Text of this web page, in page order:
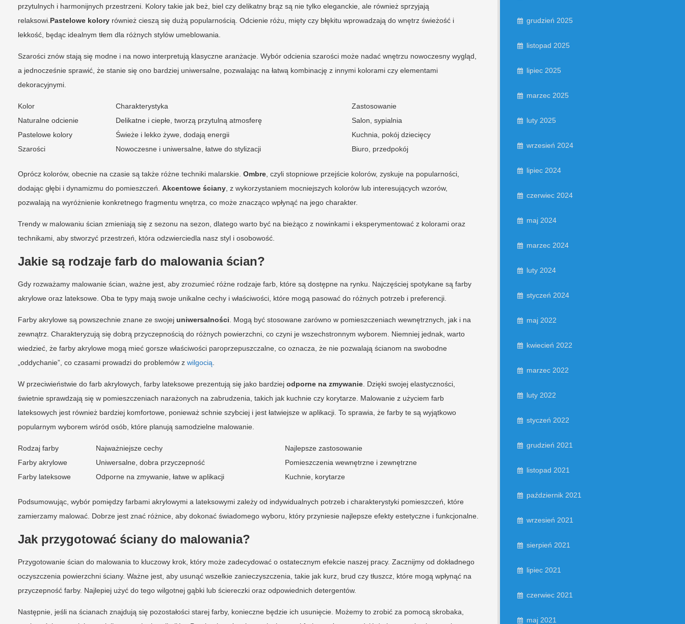
przytulnych i harmonijnych przestrzeni. Kolory takie jak beż, biel czy delikatny brąz są nie tylko eleganckie, ale również sprzyjają
relaksowi.Pastelowe kolory również cieszą się dużą popularnością. Odcienie różu, mięty czy błękitu wprowadzają do wnętrz świeżość i
lekkość, będąc idealnym tłem dla różnych stylów umeblowania.
Szarości znów stają się modne i na nowo interpretują klasyczne aranżacje. Wybór odcienia szarości może nadać wnętrzu nowoczesny wygląd,
a jednocześnie sprawić, że stanie się ono bardziej uniwersalne, pozwalając na łatwą kombinację z innymi kolorami czy elementami
dekoracyjnymi.
Kolor Charakterystyka
Zastosowanie
Naturalne odcienie
Delikatne i ciepłe, tworzą przytulną atmosferę
Salon, sypialnia
Pastelowe kolory
Świeże i lekko żywe, dodają energii
Kuchnia, pokój dziecięcy
Szarości
Nowoczesne i uniwersalne, łatwe do stylizacji Biuro, przedpokój
Oprócz kolorów, obecnie na czasie są także różne techniki malarskie. Ombre, czyli stopniowe przejście kolorów, zyskuje na popularności,
dodając głębi i dynamizmu do pomieszczeń. Akcentowe ściany, z wykorzystaniem mocniejszych kolorów lub interesujących wzorów,
pozwalają na wyróżnienie konkretnego fragmentu wnętrza, co może znacząco wpłynąć na jego charakter.
Trendy w malowaniu ścian zmieniają się z sezonu na sezon, dlatego warto być na bieżąco z nowinkami i eksperymentować z kolorami oraz
technikami, aby stworzyć przestrzeń, która odzwierciedla nasz styl i osobowość.
Jakie są rodzaje farb do malowania ścian?
Gdy rozważamy malowanie ścian, ważne jest, aby zrozumieć różne rodzaje farb, które są dostępne na rynku. Najczęściej spotykane są farby
akrylowe oraz lateksowe. Oba te typy mają swoje unikalne cechy i właściwości, które mogą pasować do różnych potrzeb i preferencji.
Farby akrylowe są powszechnie znane ze swojej uniwersalności. Mogą być stosowane zarówno w pomieszczeniach wewnętrznych, jak i na
zewnątrz. Charakteryzują się dobrą przyczepnością do różnych powierzchni, co czyni je wszechstronnym wyborem. Niemniej jednak, warto
wiedzieć, że farby akrylowe mogą mieć gorsze właściwości paroprzepuszczalne, co oznacza, że nie pozwalają ścianom na swobodne
„oddychanie”, co czasami prowadzi do problemów z wilgocią.
W przeciwieństwie do farb akrylowych, farby lateksowe prezentują się jako bardziej odporne na zmywanie. Dzięki swojej elastyczności,
świetnie sprawdzają się w pomieszczeniach narażonych na zabrudzenia, takich jak kuchnie czy korytarze. Malowanie z użyciem farb
lateksowych jest również bardziej komfortowe, ponieważ schnie szybciej i jest łatwiejsze w aplikacji. To sprawia, że farby te są wyjątkowo
popularnym wyborem wśród osób, które planują samodzielne malowanie.
Rodzaj farby Najważniejsze cechy
Najlepsze zastosowanie
Farby akrylowe
Uniwersalne, dobra przyczepność
Pomieszczenia wewnętrzne i zewnętrzne
Farby lateksowe
Odporne na zmywanie, łatwe w aplikacji Kuchnie, korytarze
Podsumowując, wybór pomiędzy farbami akrylowymi a lateksowymi zależy od indywidualnych potrzeb i charakterystyki pomieszczeń, które
zamierzamy malować. Dobrze jest znać różnice, aby dokonać świadomego wyboru, który przyniesie najlepsze efekty estetyczne i funkcjonalne.
Jak przygotować ściany do malowania?
Przygotowanie ścian do malowania to kluczowy krok, który może zadecydować o ostatecznym efekcie naszej pracy. Zacznijmy od dokładnego
oczyszczenia powierzchni ściany. Ważne jest, aby usunąć wszelkie zanieczyszczenia, takie jak kurz, brud czy tłuszcz, które mogą wpłynąć na
przyczepność farby. Najlepiej użyć do tego wilgotnej gąbki lub ściereczki oraz odpowiednich detergentów.
Następnie, jeśli na ścianach znajdują się pozostałości starej farby, konieczne będzie ich usunięcie. Możemy to zrobić za pomocą skrobaka,
grudzień 2025
listopad 2025
lipiec 2025
marzec 2025
luty 2025
wrzesień 2024
lipiec 2024
czerwiec 2024
maj 2024
marzec 2024
luty 2024
styczeń 2024
maj 2022
kwiecień 2022
marzec 2022
luty 2022
styczeń 2022
grudzień 2021
listopad 2021
październik 2021
wrzesień 2021
sierpień 2021
lipiec 2021
czerwiec 2021
maj 2021